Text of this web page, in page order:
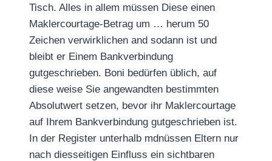
Tisch. Alles in allem müssen Diese einen
Maklercourtage-Betrag um … herum 50
Zeichen verwirklichen and sodann ist und
bleibt er Einem Bankverbindung
gutgeschrieben. Boni bedürfen üblich, auf
diese weise Sie angewandten bestimmten
Absolutwert setzen, bevor ihr Maklercourtage
auf Ihrem Bankverbindung gutgeschrieben ist.
In der Register unterhalb mdnüssen Eltern nur
nach diesseitigen Einfluss ein sichtbaren